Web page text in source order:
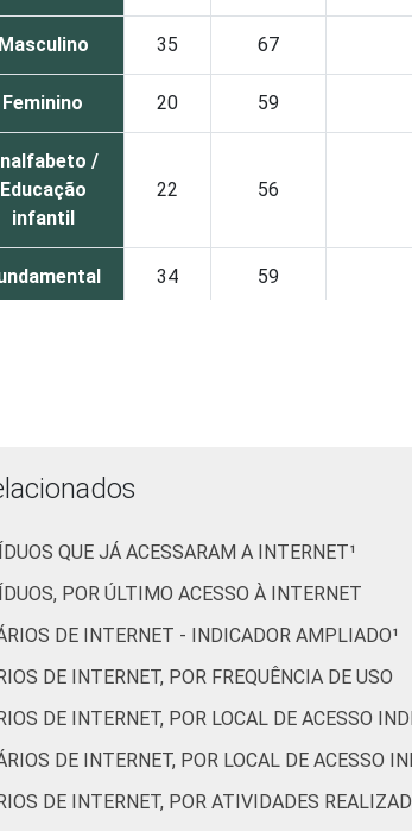
Masculino 35 67
Feminino 20 59
/
Educação
infantil
22 56
34 59
anos
De 16 a 24
34 77
De 25 a 34
22 66
35 a 44
16 53
45 a 59
17 46
QUE JÁ ACESSARAM A INTERNET¹
POR ÚLTIMO ACESSO À INTERNET
DE INTERNET - INDICADOR AMPLIADO¹
DE INTERNET, POR FREQUÊNCIA DE USO
DE INTERNET, POR LOCAL DE ACESSO
DE INTERNET, POR LOCAL DE ACESSO
DE INTERNET, POR ATIVIDADES